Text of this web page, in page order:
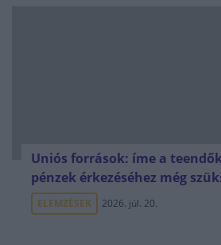
Uniós források: íme a
pénzek érkezéséhez még
ELEMZÉSEK 2026. júl. 20.